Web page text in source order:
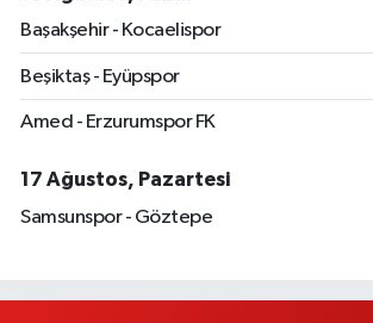
Başakşehir - Kocaelispor
Beşiktaş - Eyüpspor
Amed - Erzurumspor FK
17 Ağustos, Pazartesi
Samsunspor - Göztepe